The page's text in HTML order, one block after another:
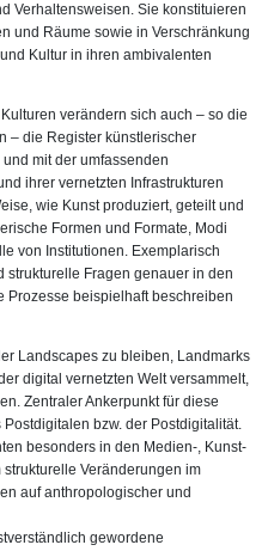
Verhaltensweisen. Sie konstituieren
und Räume sowie in Verschränkung
Kultur in ihren ambivalenten
verändern sich auch – so die
– die Register künstlerischer
mit der umfassenden
ihrer vernetzten Infrastrukturen
wie Kunst produziert, geteilt und
Formen und Formate, Modi
von Institutionen. Exemplarisch
Fragen genauer in den
Prozesse beispielhaft beschreiben
Landscapes zu bleiben, Landmarks
digital vernetzten Welt versammelt,
Zentraler Ankerpunkt für diese
bzw. der Postdigitalität.
besonders in den Medien-, Kunst-
Veränderungen im
auf anthropologischer und
gewordene